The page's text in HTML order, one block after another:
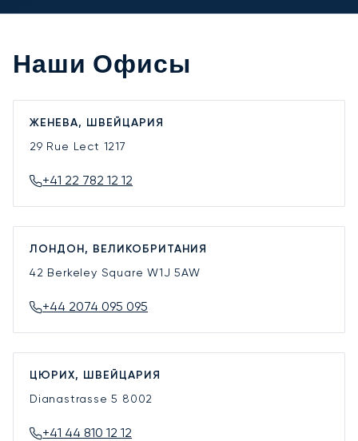
Наши Офисы
ЖЕНЕВА, ШВЕЙЦАРИЯ
29 Rue Lect 1217
+41 22 782 12 12
ЛОНДОН, ВЕЛИКОБРИТАНИЯ
42 Berkeley SquareW1J 5AW
+44 2074 095 095
ЦЮРИХ, ШВЕЙЦАРИЯ
Dianastrasse 5 8002
+41 44 810 12 12